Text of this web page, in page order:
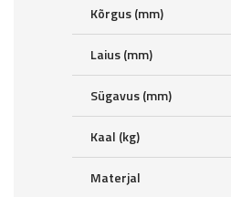
Kõrgus (mm)
Laius (mm)
Sügavus (mm)
Kaal (kg)
Materjal